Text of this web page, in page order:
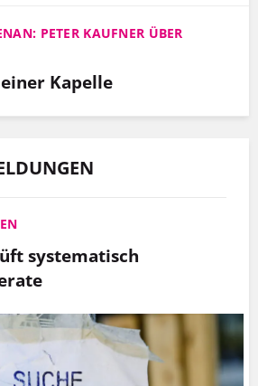
PETER KAUFNER ÜBER
Kapelle
systematisch